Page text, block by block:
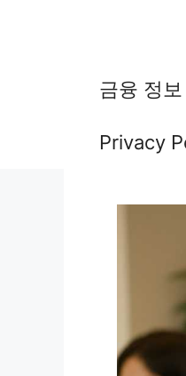
금융 정보
Privacy